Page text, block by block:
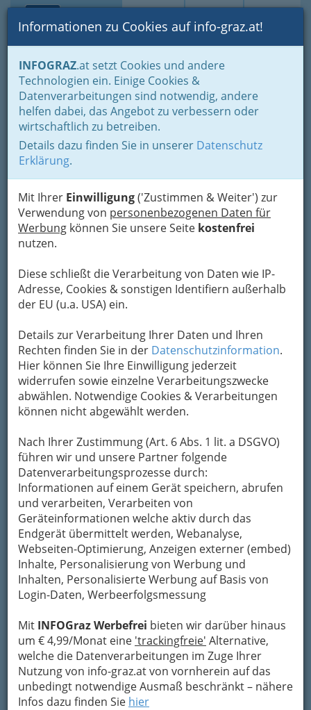
Suche Login Toggle
Informationen zu Cookies auf info-graz.at!
INFOGRAZ.at setzt Cookies und andere
Technologien ein. Einige Cookies &
Datenverarbeitungen sind notwendig, andere
helfen dabei, das Angebot zu verbessern oder
wirtschaftlich zu betreiben.
Details dazu finden Sie in unserer Datenschutz
Erklärung.
Mit Ihrer Einwilligung('Zustimmen & Weiter') zur
Verwendung von personenbezogenen Daten für
Werbung können Sie unsere Seite kostenfrei
nutzen.
Diese schließt die Verarbeitung von Daten wie IP-
Adresse, Cookies & sonstigen Identifiern außerhalb
der EU (u.a. USA) ein.
Details zur Verarbeitung Ihrer Daten und Ihren
Rechten finden Sie in der Datenschutzinformation.
Hier können Sie Ihre Einwilligung jederzeit
widerrufen sowie einzelne Verarbeitungszwecke
abwählen. Notwendige Cookies & Verarbeitungen
können nicht abgewählt werden.
Nach Ihrer Zustimmung (Art. 6 Abs. 1 lit. a DSGVO)
führen wir und unsere Partner folgende
Datenverarbeitungsprozesse durch:
Informationen auf einem Gerät speichern, abrufen
und verarbeiten, Verarbeiten von
Geräteinformationen welche aktiv durch das
Endgerät übermittelt werden, Webanalyse,
Webseiten-Optimierung, Anzeigen externer (embed)
Inhalte, Personalisierung von Werbung und
Inhalten, Personalisierte Werbung auf Basis von
Login-Daten, Werbeerfolgsmessung
Mit INFOGraz Werbefrei bieten wir darüber hinaus
um € 4,99/Monat eine 'trackingfreie' Alternative,
welche die Datenverarbeitungen im Zuge Ihrer
Nutzung von info-graz.at von vornherein auf das
unbedingt notwendige Ausmaß beschränkt – nähere
Infos dazu finden Sie hier
Home Lifestyle
Feste feiern
Der schönste Tag im Leben für viele
Planung erspart Ärger und Stress vor dem Heiraten
Konditoren - Zuckerbäcker
Lebenshilfe Graz und
Umgebung - Voitsberg
Schererstraße 5, 8052 Graz
Karte anzeigen
Um die Info-Graz Firmenvor Spam-Mails zu
bewahren, verwenden wir an dieser Stelle zur
Übermittlung Ihrer Nachricht ein sicheres
Formular. Ihre Nachricht wird nach dem
Absenden umgehend per Mail an das
Unternehmen Lebenshilfe Graz und Umgebung -
Voitsberg weitergeleitet.
Mein Name
Meine Email Adresse
Mein Betreff
Meine Nachricht